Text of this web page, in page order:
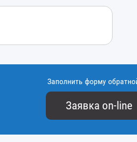
Заполнить форму
Заявка on-line